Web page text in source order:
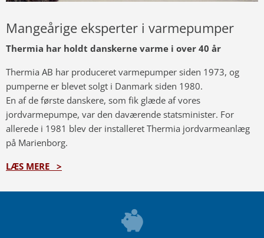
Mangeårige eksperter i varmepumper
Thermia har holdt danskerne varme i over 40 år
Thermia AB har produceret ​​varmepumper siden 1973, og
pumperne er blevet solgt i Danmark siden 1980.
En af de første danskere, som fik glæde af vores
jordvarmepumpe, var den daværende statsminister. For
allerede i 1981 blev der installeret Thermia jordvarmeanlæg
på Marienborg.
LÆS MERE >